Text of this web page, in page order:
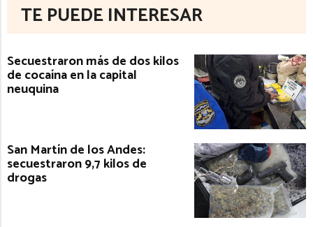
TE PUEDE INTERESAR
Secuestraron más de dos kilos
de cocaína en la capital
neuquina
San Martín de los Andes:
secuestraron 9,7 kilos de
drogas